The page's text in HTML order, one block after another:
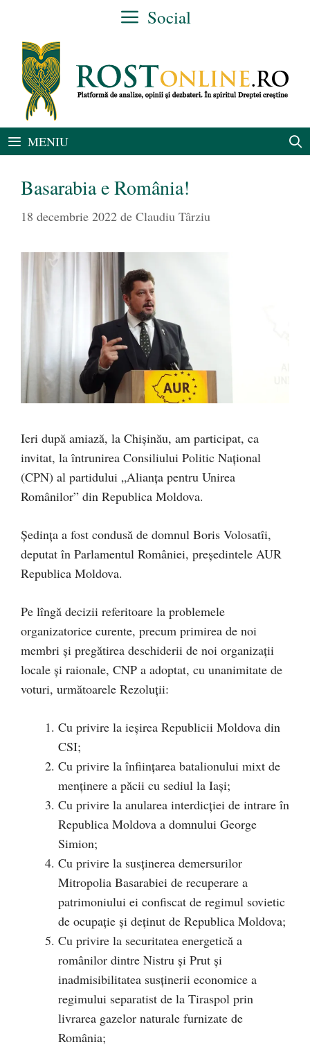
conținut
Social
MENIU
Basarabia e România!
18 decembrie 2022 de Claudiu Târziu
Ieri după amiază, la Chișinău, am participat, ca
invitat, la întrunirea Consiliului Politic Național
(CPN) al partidului „Alianța pentru Unirea
Românilor” din Republica Moldova.
Ședința a fost condusă de domnul Boris Volosatîi,
deputat în Parlamentul României, președintele AUR
Republica Moldova.
Pe lîngă decizii referitoare la problemele
organizatorice curente, precum primirea de noi
membri și pregătirea deschiderii de noi organizații
locale și raionale, CNP a adoptat, cu unanimitate de
voturi, următoarele Rezoluții:
Cu privire la ieșirea Republicii Moldova din
CSI;
Cu privire la înființarea batalionului mixt de
menținere a păcii cu sediul la Iași;
Cu privire la anularea interdicției de intrare în
Republica Moldova a domnului George
Simion;
Cu privire la susținerea demersurilor
Mitropolia Basarabiei de recuperare a
patrimoniului ei confiscat de regimul sovietic
de ocupație și deținut de Republica Moldova;
Cu privire la securitatea energetică a
românilor dintre Nistru și Prut și
inadmisibilitatea susținerii economice a
regimului separatist de la Tiraspol prin
livrarea gazelor naturale furnizate de
România;